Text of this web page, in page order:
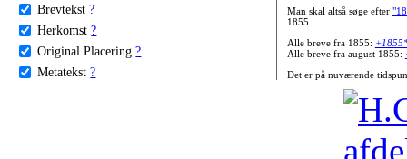
Brevtekst ?
Herkomst ?
Original Placering ?
Metatekst ?
Man skal altså søge efter
1855.
Alle breve fra 1855:
Alle breve fra august 1855:
Det er på nuværende